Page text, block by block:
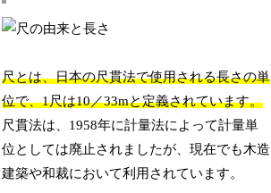
尺とは、日本の尺貫法で使用される長さの単
位で、1尺は10／33mと定義されています。
尺貫法は、1958年に計量法によって計量単
位としては廃止されましたが、現在でも木造
建築や和裁において利用されています。